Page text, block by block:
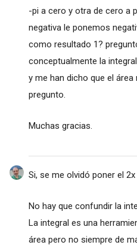
-pi a cero y otra de cero a
negativa le ponemos
como resultado 1?
conceptualmente la
y me han dicho que el
pregunto.
Muchas gracias.
Si, se me olvidó poner el
No hay que confundir la
La integral es una
área pero no siempre de